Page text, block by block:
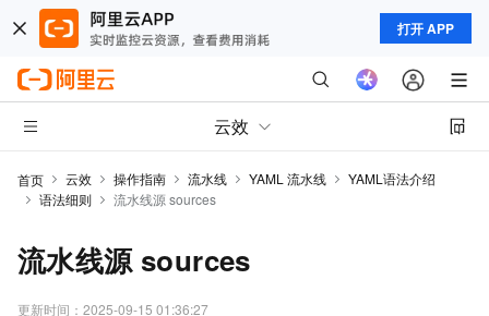
打开 APP
云效
首页 云效 操作指南 流水线 YAML 流水线
YAML语法介绍
语法细则
流水线源 sources
流水线源 sources
更新时间： 2025-09-15 01:36:27